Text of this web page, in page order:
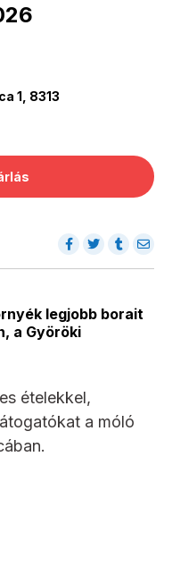
1, 8313
legjobb borait
a Györöki
ételekkel,
a móló